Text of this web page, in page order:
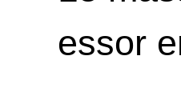
essor